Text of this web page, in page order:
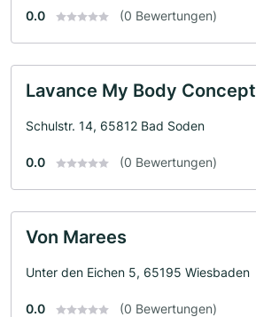
0.0 (0 Bewertungen)
Lavance My Body Concept
Schulstr. 14, 65812 Bad Soden
0.0 (0 Bewertungen)
Von Marees
Unter den Eichen 5, 65195 Wiesbaden
0.0 (0 Bewertungen)